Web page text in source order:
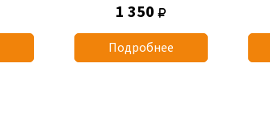
1 350
Подробнее